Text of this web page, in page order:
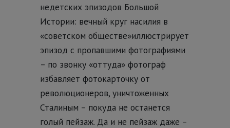
недетских эпизодов Большой
Истории: вечный круг насилия в
«советском обществе»иллюстрирует
эпизод с пропавшими фотографиями
– по звонку «оттуда» фотограф
избавляет фотокарточку от
революционеров, уничтоженных
Сталиным – покуда не останется
голый пейзаж. Да и не пейзаж даже –